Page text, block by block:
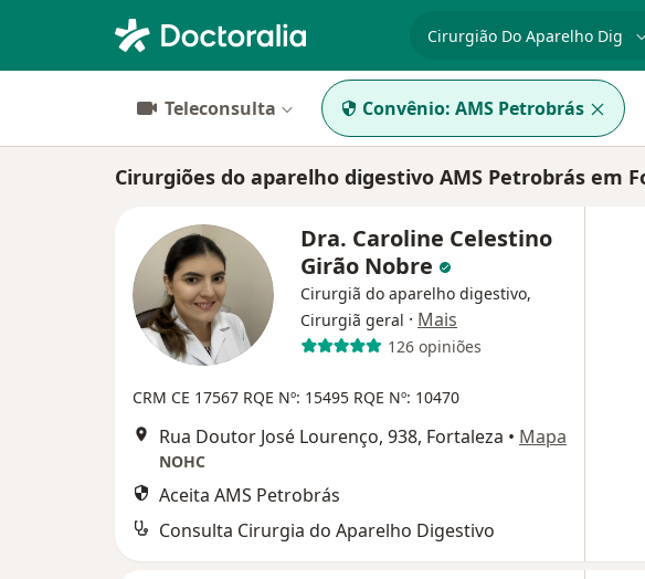
Teleconsulta Convênio: AMS Petrobrás
Cirurgiões do aparelho digestivo AMS Petrobrás em
Dra. Caroline Celestino
Girão Nobre
Cirurgiã do aparelho digestivo,
Cirurgiã geral · Mais
126 opiniões
CRM CE 17567 RQE Nº: 15495 RQE Nº: 10470
Rua Doutor José Lourenço, 938, Fortaleza • Mapa
NOHC
Aceita AMS Petrobrás
Consulta Cirurgia do Aparelho Digestivo